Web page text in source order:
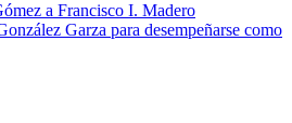
a Francisco I. Madero
Garza para desempeñarse como